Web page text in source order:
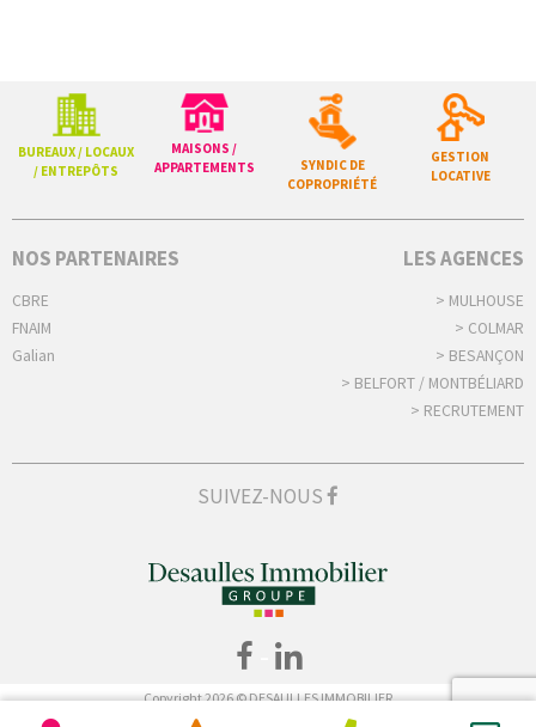
BUREAUX / LOCAUX
/ ENTREPÔTS
MAISONS /
APPARTEMENTS
SYNDIC DE
COPROPRIÉTÉ
GESTION
LOCATIVE
NOS PARTENAIRES
CBRE
FNAIM
Galian
LES AGENCES
> MULHOUSE
> COLMAR
> BESANÇON
> BELFORT / MONTBÉLIARD
> RECRUTEMENT
SUIVEZ-NOUS
Copyright 2026 © DESAULLES IMMOBILIER